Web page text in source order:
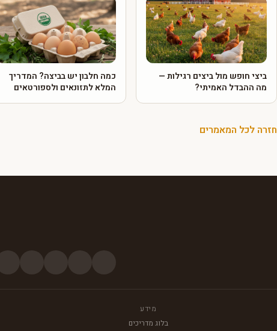
ביצי חופש מול ביצים רגילות —
מה ההבדל האמיתי?
כמה חלבון יש בביצה? המדריך
המלא לתזונאים ולספורטאים
חזרה לכל המאמרים
מידע
בלוג מדריכים